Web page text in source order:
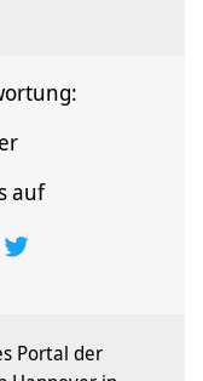
auf
Portal der